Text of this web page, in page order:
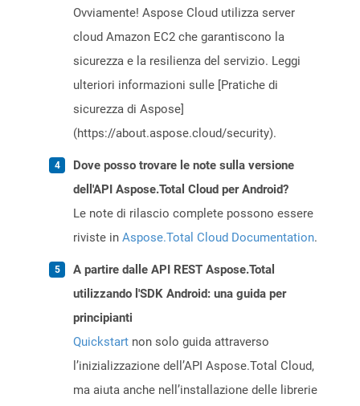
Ovviamente! Aspose Cloud utilizza server
cloud Amazon EC2 che garantiscono la
sicurezza e la resilienza del servizio. Leggi
ulteriori informazioni sulle [Pratiche di
sicurezza di Aspose]
(https://about.aspose.cloud/security).
Dove posso trovare le note sulla versione
dell'API Aspose.Total Cloud per Android?
Le note di rilascio complete possono essere
riviste in Aspose.Total Cloud Documentation.
A partire dalle API REST Aspose.Total
utilizzando l'SDK Android: una guida per
principianti
Quickstart non solo guida attraverso
l’inizializzazione dell’API Aspose.Total Cloud,
ma aiuta anche nell’installazione delle librerie